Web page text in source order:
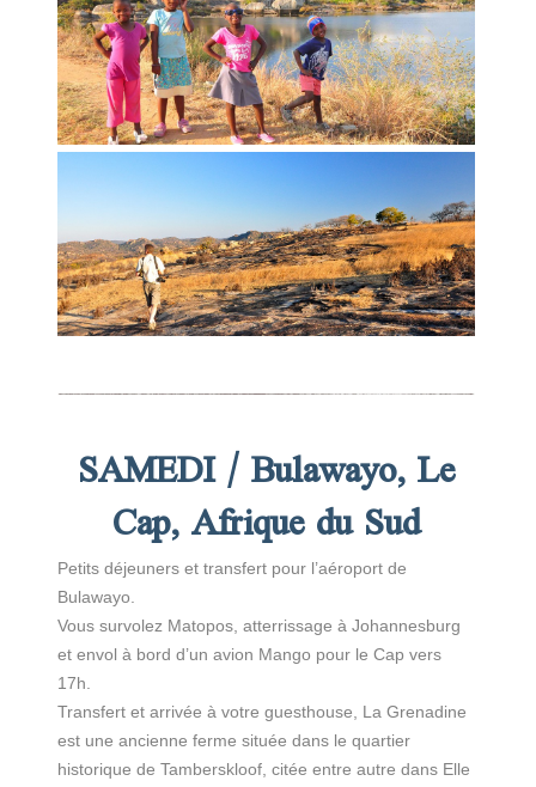
SAMEDI / Bulawayo, Le
Cap, Afrique du Sud
Petits déjeuners et transfert pour l’aéroport de
Bulawayo.
Vous survolez Matopos, atterrissage à Johannesburg
et envol à bord d’un avion Mango pour le Cap vers
17h.
Transfert et arrivée à votre guesthouse, La Grenadine
est une ancienne ferme située dans le quartier
historique de Tamberskloof, citée entre autre dans Elle